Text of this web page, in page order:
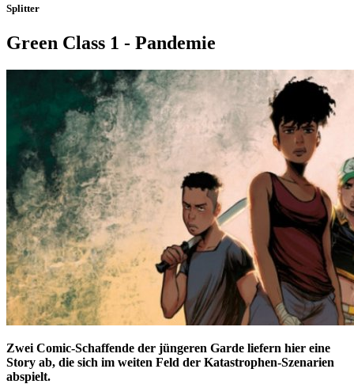
Splitter
Green Class 1 - Pandemie
Zwei Comic-Schaffende der jüngeren Garde liefern hier eine
Story ab, die sich im weiten Feld der Katastrophen-Szenarien
abspielt.